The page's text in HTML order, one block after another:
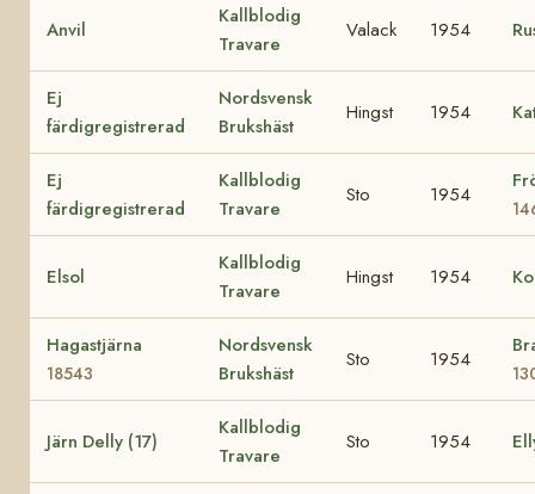
Anvil
Kallblodig
Travare
Valack 1954
Ej
färdigregistrerad
Nordsvensk
Brukshäst
Hingst 1954
Ej
färdigregistrerad
Kallblodig
Travare
Sto 1954
Elsol
Kallblodig
Travare
Hingst 1954
Hagastjärna
18543
Nordsvensk
Brukshäst
Sto 1954
Järn Delly (17)
Kallblodig
Travare
Sto 1954